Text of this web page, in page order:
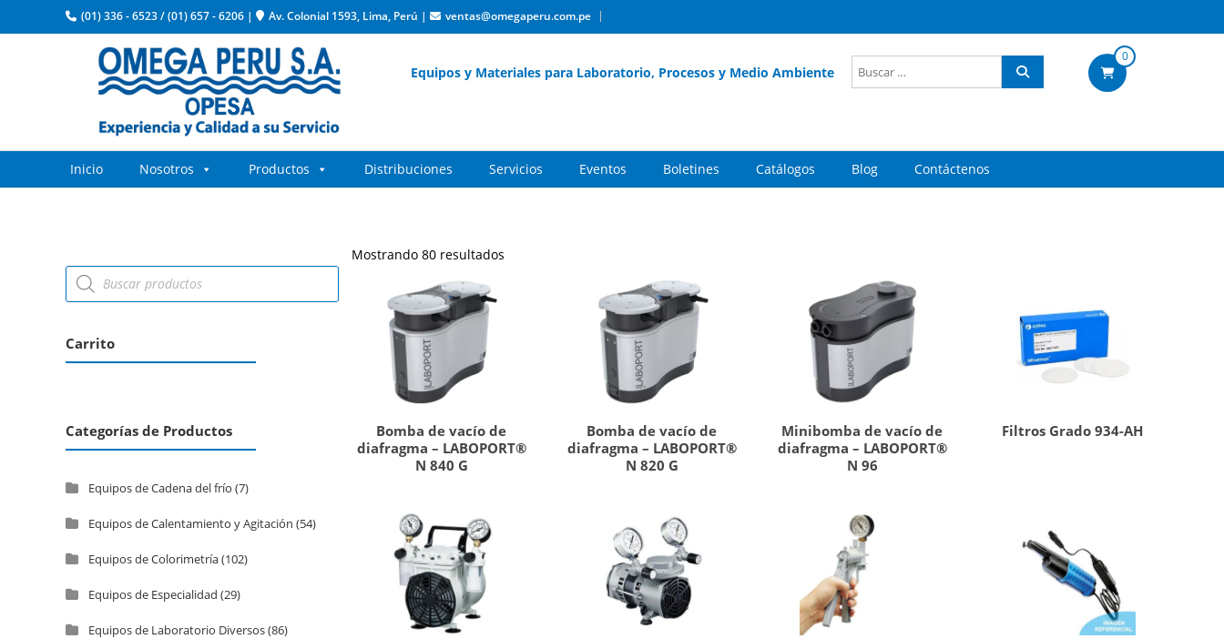
(01) 336 - 6523/(01) 657 - 6206 | Av. Colonial 1593, Lima, Perú | ventas@omegaperu.com.pe
Equipos y Materiales para Laboratorio, Procesos y Medio Ambiente
0
Inicio Nosotros Productos Distribuciones Servicios Eventos Boletines Catálogos Blog Contáctenos
Mostrando 80 resultados
Bomba de vacío de
diafragma – LABOPORT®
N 840 G
Bomba de vacío de
diafragma – LABOPORT®
N 820 G
Minibomba de vacío de
diafragma – LABOPORT®
N 96
Filtros Grado 934-AH
Carrito
Categorías de Productos
Equipos de Cadena del frío (7)
Equipos de Calentamiento y Agitación (54)
Equipos de Colorimetría(102)
Equipos de Especialidad (29)
Equipos de Laboratorio Diversos(86)